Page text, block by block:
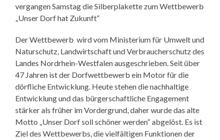
vergangen Samstag die Silberplakette zum Wettbewerb
„Unser Dorf hat Zukunft“
Der Wettbewerb wird vom Ministerium für Umwelt und
Naturschutz, Landwirtschaft und Verbraucherschutz des
Landes Nordrhein-Westfalen ausgeschrieben. Seit über
47 Jahren ist der Dorfwettbewerb ein Motor für die
dörfliche Entwicklung. Heute stehen die nachhaltige
Entwicklung und das bürgerschaftliche Engagement
stärker als früher im Vordergrund, daher wurde das alte
Motto „Unser Dorf soll schöner werden“ abgelöst. Es ist
Ziel des Wettbewerbs, die vielfältigen Funktionen der